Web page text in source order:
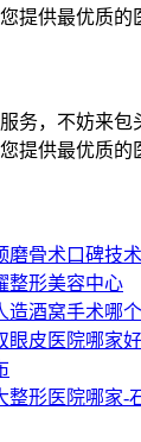
提供最优质的
务，不妨来包
提供最优质的
磨骨术口碑技
整形美容中心
造酒窝手术哪
眼皮医院哪家
整形医院哪家-